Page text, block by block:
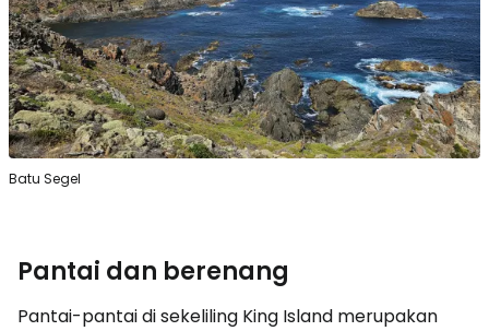
Batu Segel
Pantai dan berenang
Pantai-pantai di sekeliling King Island merupakan